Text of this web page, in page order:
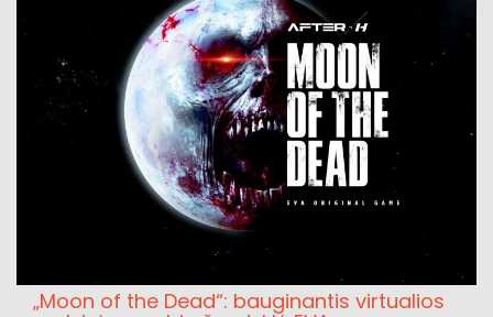
„Moon of the Dead“: bauginantis virtualios